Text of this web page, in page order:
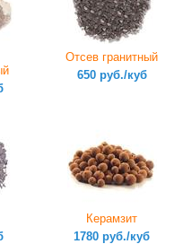
Отсев гранитный
650 руб./куб
Керамзит
1780 руб./куб